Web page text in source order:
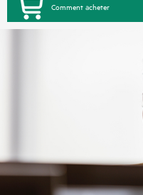
Comment acheter